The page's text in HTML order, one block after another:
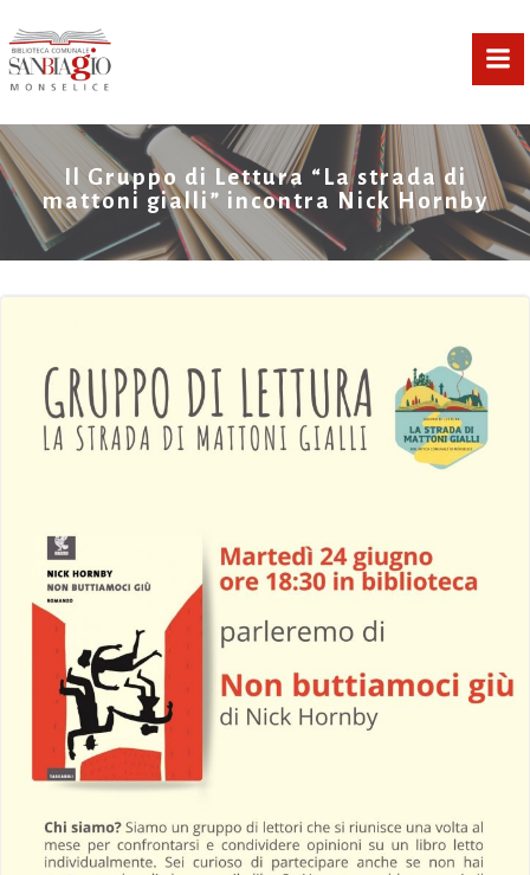
Il Gruppo di Lettura “La strada di
mattoni gialli” incontra Nick Hornby